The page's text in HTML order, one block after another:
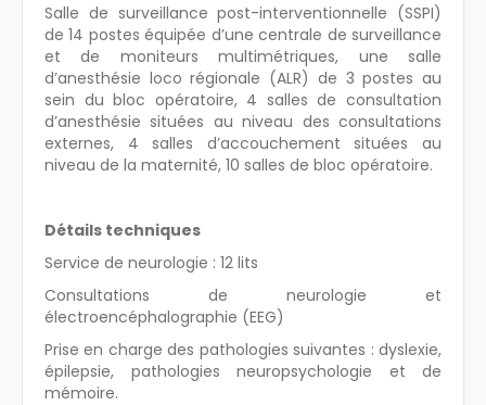
Salle de surveillance post-interventionnelle (SSPI)
de 14 postes équipée d’une centrale de surveillance
et de moniteurs multimétriques, une salle
d’anesthésie loco régionale (ALR) de 3 postes au
sein du bloc opératoire, 4 salles de consultation
d’anesthésie situées au niveau des consultations
externes, 4 salles d’accouchement situées au
niveau de la maternité, 10 salles de bloc opératoire.
Détails techniques
Service de neurologie : 12 lits
Consultations de neurologie et
électroencéphalographie (EEG)
Prise en charge des pathologies suivantes : dyslexie,
épilepsie, pathologies neuropsychologie et de
mémoire.